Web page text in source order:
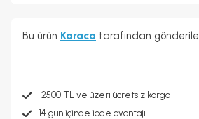
Bu ürün Karaca tarafından
2500 TL ve üzeri ücretsiz kargo
14 gün içinde iade avantajı